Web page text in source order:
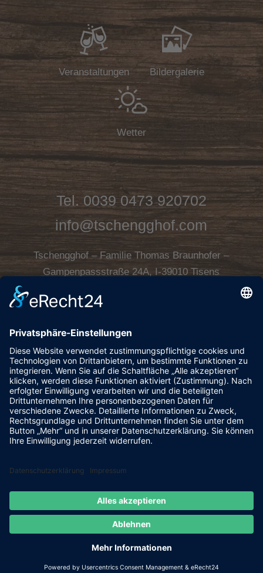
Veranstaltungen Bildergalerie
Wetter
0039 0473 920702
info@tschengghof.com
Tschengghof – Familie Thomas Braunhofer –
Südtirol/Italien
Kontakt & Anfahrt